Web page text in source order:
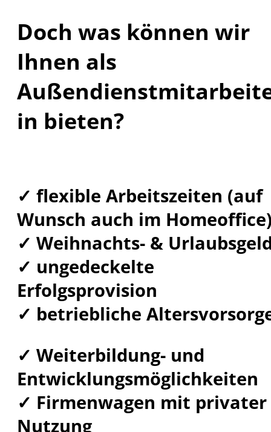
Doch was können wir
Ihnen als
in bieten?
✓ flexible Arbeitszeiten (auf
Wunsch auch im
✓ Weihnachts- &
✓ ungedeckelte
Erfolgsprovision
✓ betriebliche
✓ Weiterbildung- und
Entwicklungsmöglichkeiten
✓ Firmenwagen mit privater
Nutzung